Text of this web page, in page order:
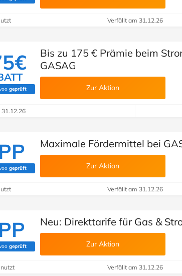
Verfällt am 31.12.26
geprüft
(Von Savoo geprüft)
Bis zu 175 € Prämie beim
GASAG
Zur Aktion
geprüft
(Von Savoo geprüft)
Maximale Fördermittel bei
Zur Aktion
Verfällt am 31.12.26
geprüft
(Von Savoo geprüft)
Neu: Direkttarife für Gas &
Zur Aktion
Verfällt am 31.12.26